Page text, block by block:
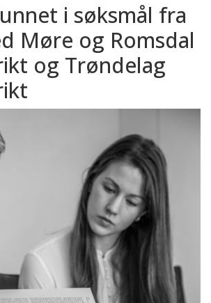
i søksmål fra
Møre og Romsdal
og Trøndelag